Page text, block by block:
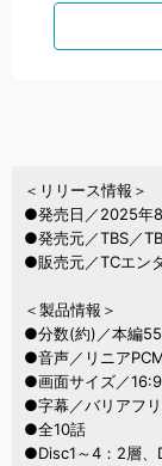
＜リリース情報＞
●発売日／2025年
●発売元／TBS／
●販売元／TCエン
＜製品情報＞
●分数(約)／本編
●音声／リニア
●画面サイズ／
●字幕／バリアフリ
●全10話
●Disc1～4：2層、